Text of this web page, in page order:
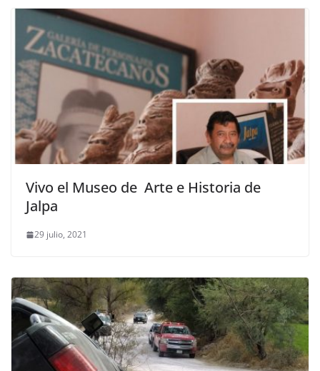
Vivo el Museo de Arte e Historia de
Jalpa
29 julio, 2021